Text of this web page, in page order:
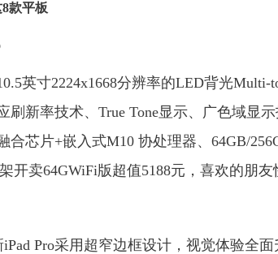
款平板
英寸2224x1668分辨率的LED背光Multi-
刷新率技术、True Tone显示、广色域显
合芯片+嵌入式M10 协处理器、64GB/
开卖64GWiFi版超值5188元，喜欢的朋友
Pro采用超窄边框设计，视觉体验全